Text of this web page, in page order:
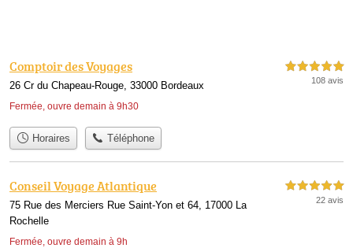
Comptoir des Voyages
26 Cr du Chapeau-Rouge, 33000 Bordeaux
Fermée, ouvre demain à 9h30
5,0 étoiles sur 5
108 avis
Horaires Téléphone
Conseil Voyage Atlantique
75 Rue des Merciers Rue Saint-Yon et 64, 17000 La
Rochelle
Fermée, ouvre demain à 9h
5,0 étoiles sur 5
22 avis